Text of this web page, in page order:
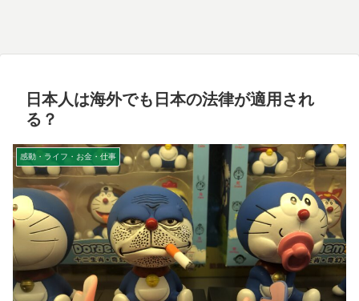
日本人は海外でも日本の法律が適用され
る？
感動・ライフ・お金・仕事